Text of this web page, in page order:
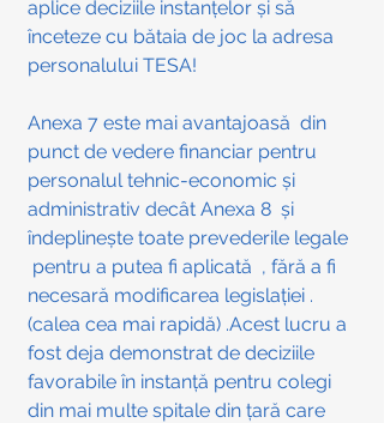
aplice deciziile instanțelor și să
înceteze cu bătaia de joc la adresa
personalului TESA!
Anexa 7 este mai avantajoasă  din
punct de vedere financiar pentru
personalul tehnic-economic și
administrativ decât Anexa 8  și
îndeplinește toate prevederile legale
pentru a putea fi aplicată  , fără a fi
necesară modificarea legislației .
(calea cea mai rapidă) .Acest lucru a
fost deja demonstrat de deciziile
favorabile în instanță pentru colegi
din mai multe spitale din țară care